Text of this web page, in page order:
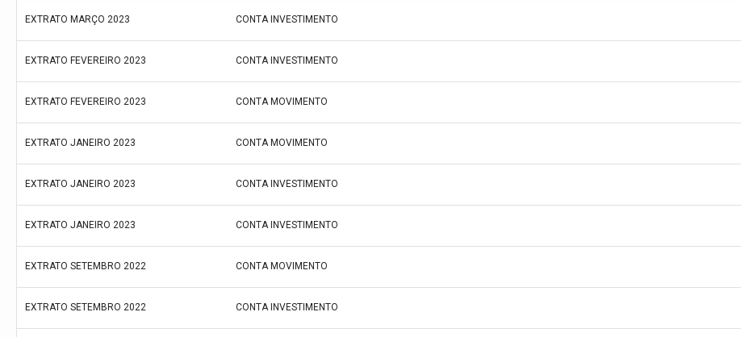
EXTRATO MARÇO 2023 CONTA INVESTIMENTO
EXTRATO FEVEREIRO 2023 CONTA INVESTIMENTO
EXTRATO FEVEREIRO 2023 CONTA MOVIMENTO
EXTRATO JANEIRO 2023 CONTA MOVIMENTO
EXTRATO JANEIRO 2023 CONTA INVESTIMENTO
EXTRATO JANEIRO 2023 CONTA INVESTIMENTO
EXTRATO SETEMBRO 2022 CONTA MOVIMENTO
EXTRATO SETEMBRO 2022 CONTA INVESTIMENTO